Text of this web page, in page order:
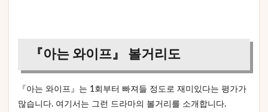
『아는 와이프』 볼거리도
『아는 와이프』는 1회부터 빠져들 정도로 재미있다는 평가가
많습니다. 여기서는 그런 드라마의 볼거리를 소개합니다.